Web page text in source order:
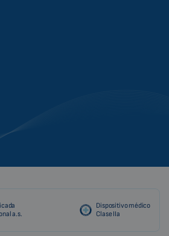
a.s.
Dispositivo médico
Clase IIa